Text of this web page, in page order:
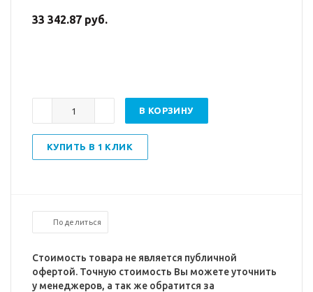
33 342.87 руб.
В КОРЗИНУ
КУПИТЬ В 1 КЛИК
Поделиться
Стоимость товара не является публичной
офертой. Точную стоимость Вы можете уточнить
у менеджеров, а так же обратится за